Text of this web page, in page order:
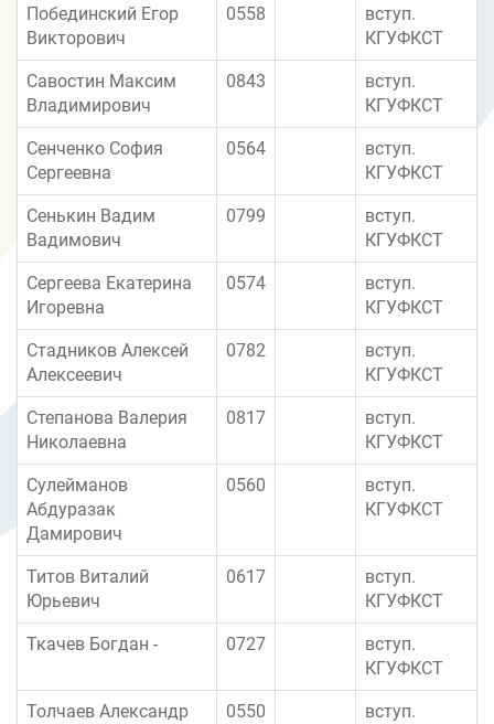
Побединский Егор
Викторович
0558
вступ.
КГУФКСТ
Савостин Максим
Владимирович
0843
вступ.
КГУФКСТ
Сенченко София
Сергеевна
0564
вступ.
КГУФКСТ
Сенькин Вадим
Вадимович
0799
вступ.
КГУФКСТ
Сергеева Екатерина
Игоревна
0574
вступ.
КГУФКСТ
Стадников Алексей
Алексеевич
0782
вступ.
КГУФКСТ
Степанова Валерия
Николаевна
0817
вступ.
КГУФКСТ
Сулейманов
Абдуразак
Дамирович
0560
вступ.
КГУФКСТ
Титов Виталий
Юрьевич
0617
вступ.
КГУФКСТ
Ткачев Богдан - 0727
вступ.
КГУФКСТ
Толчаев Александр
0550
вступ.